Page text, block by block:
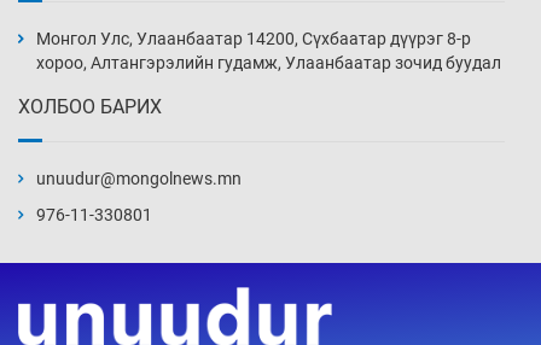
4 цаг 35 мин
хэмжээг шинэчлэн тогтоох нь
5 цаг 35 мин
Монгол Улс, Улаанбаатар 14200, Сүхбаатар дүүрэг 8-р
хороо, Алтангэрэлийн гудамж, Улаанбаатар зочид буудал
ХОЛБОО БАРИХ
unuudur@mongolnews.mn
976-11-330801